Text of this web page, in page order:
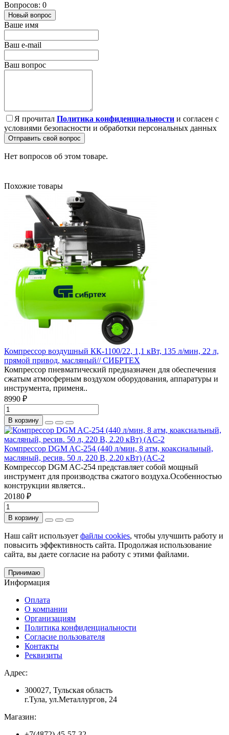
Вопросов: 0
Новый вопрос
Ваше имя
Ваш e-mail
Ваш вопрос
Я прочитал Политика конфиденциальности и согласен с
условиями безопасности и обработки персональных данных
Отправить свой вопрос
Нет вопросов об этом товаре.
Похожие товары
Компрессор воздушный КК-1100/22, 1,1 кВт, 135 л/мин, 22 л,
прямой привод, масляный// СИБРТЕХ
Компрессор пневматический предназначен для обеспечения
сжатым атмосферным воздухом оборудования, аппаратуры и
инструмента, применя..
8990 ₽
В корзину
Компрессор DGM AC-254 (440 л/мин, 8 атм, коаксиальный,
масляный, ресив. 50 л, 220 В, 2.20 кВт) (AC-2
Компрессор DGM AC-254 представляет собой мощный
инструмент для производства сжатого воздуха.Особенностью
конструкции является..
20180 ₽
В корзину
Наш сайт использует файлы cookies, чтобы улучшить работу и
повысить эффективность сайта. Продолжая использование
сайта, вы даете согласие на работу с этими файлами.
Принимаю
Информация
Оплата
О компании
Организациям
Политика конфиденциальности
Согласие пользователя
Контакты
Реквизиты
Адрес:
300027, Тульская область
г.Тула, ул.Металлургов, 24
Магазин: